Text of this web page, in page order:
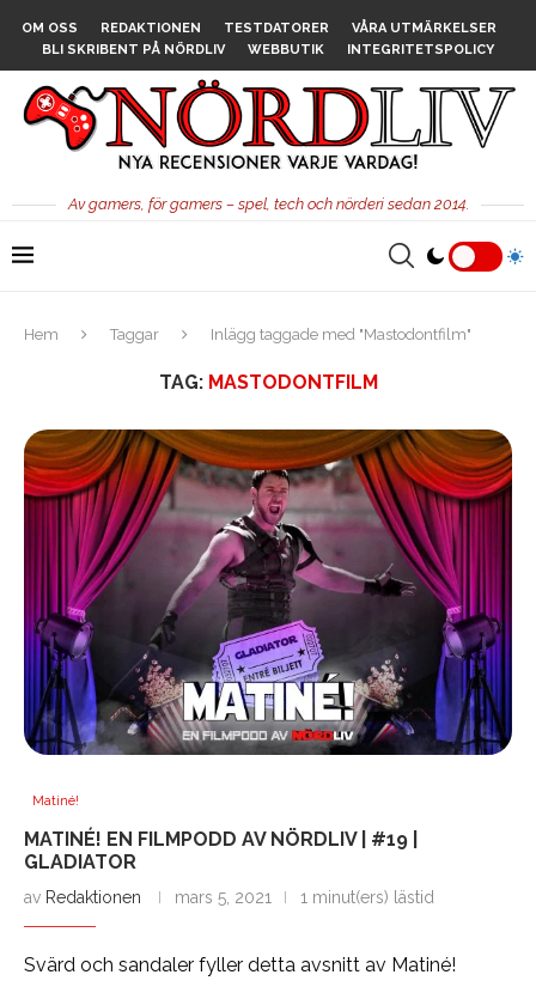
OM OSS REDAKTIONEN TESTDATORER
VÅRA UTMÄRKELSER
BLI SKRIBENT PÅ NÖRDLIV
WEBBUTIK INTEGRITETSPOLICY
Av gamers, för gamers – spel, tech och nörderi sedan 2014.
Hem Taggar Inlägg taggade med "Mastodontfilm"
TAG: MASTODONTFILM
Matiné!
MATINÉ! EN FILMPODD AV NÖRDLIV | #19 |
GLADIATOR
av Redaktionen mars 5, 2021 1 minut(ers) lästid
Svärd och sandaler fyller detta avsnitt av Matiné!